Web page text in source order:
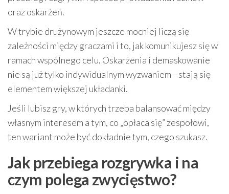
oraz oskarżeń.
W trybie drużynowym jeszcze mocniej liczą się
zależności między graczami i to, jak komunikujesz się w
ramach wspólnego celu. Oskarżenia i demaskowanie
nie są już tylko indywidualnym wyzwaniem—stają się
elementem większej układanki.
Jeśli lubisz gry, w których trzeba balansować między
własnym interesem a tym, co „opłaca się” zespołowi,
ten wariant może być dokładnie tym, czego szukasz.
Jak przebiega rozgrywka i na
czym polega zwycięstwo?